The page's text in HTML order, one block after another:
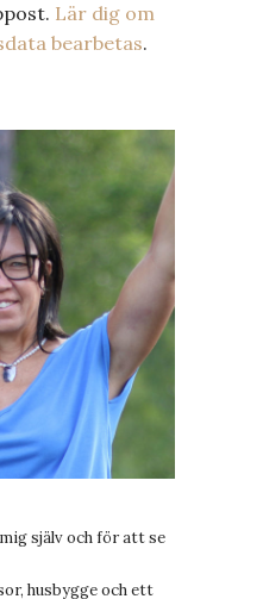
Lär dig om
bearbetas.
själv och för att se
husbygge och ett